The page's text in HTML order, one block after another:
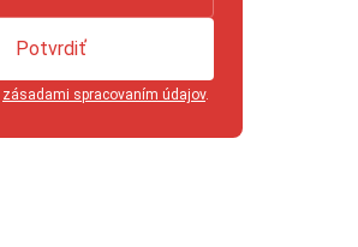
zásadami spracovaním údajov.
Potvrdiť